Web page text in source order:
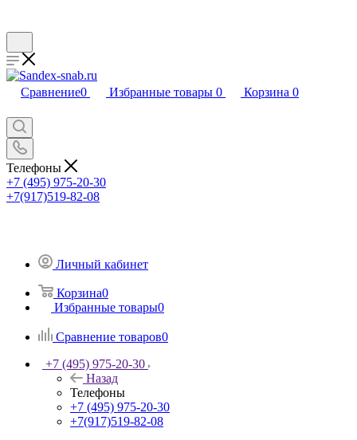
Сравнение0 Избранные товары 0 Корзина 0
Телефоны
+7 (495) 975-20-30
+7(917)519-82-08
Личный кабинет
Корзина0
Избранные товары0
Сравнение товаров0
+7 (495) 975-20-30
Назад
Телефоны
+7 (495) 975-20-30
+7(917)519-82-08